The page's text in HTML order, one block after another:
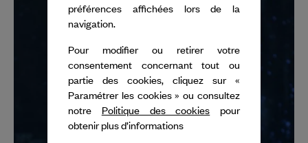
préférences affichées lors de la
navigation.
Pour modifier ou retirer votre
consentement concernant tout ou
partie des cookies, cliquez sur «
Paramétrer les cookies » ou consultez
notre Politique des cookies pour
obtenir plus d’informations